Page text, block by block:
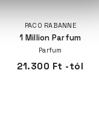
PACO RABANNE
1 Million Parfum
Parfum
21.300 Ft -tól